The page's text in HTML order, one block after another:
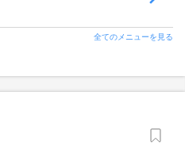
全てのメニューを見る